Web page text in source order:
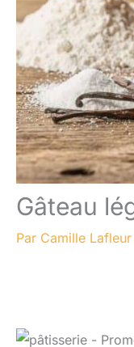
Gâteau
Par Camille Lafleur